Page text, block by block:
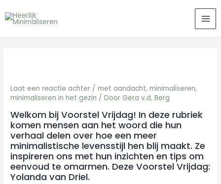
naar
Laat een reactie achter /met aandacht,minimaliseren,
minimaliseren in het gezin / Door Gera v.d. Berg
Welkom bij Voorstel Vrijdag! In deze rubriek
komen mensen aan het woord die hun
verhaal delen over hoe een meer
minimalistische levensstijl hen blij maakt. Ze
inspireren ons met hun inzichten en tips om
eenvoud te omarmen. Deze Voorstel Vrijdag:
Yolanda van Driel.